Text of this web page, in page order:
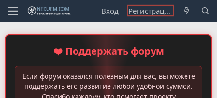
Вход Регистрация
❤️ Поддержать форум
Если форум оказался полезным для вас, вы можете
поддержать его развитие любой удобной суммой.